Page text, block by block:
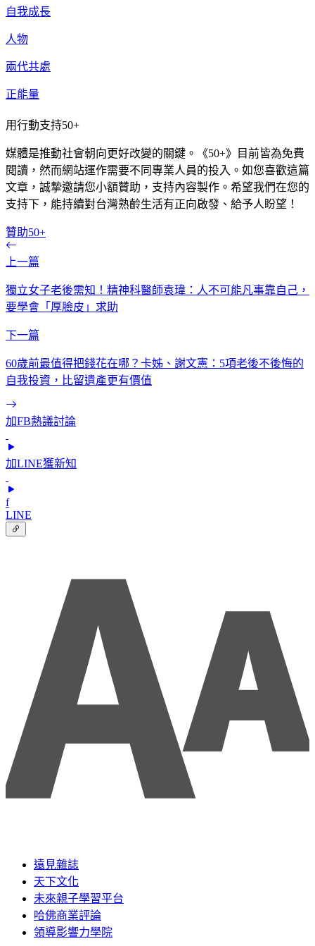
自我成長
人物
兩代共處
正能量
用行動支持50+
媒體是推動社會朝向更好改變的關鍵。《50+》目前皆為免費
閱讀，然而網站運作需要不同專業人員的投入。如您喜歡這篇
文章，誠摯邀請您小額贊助，支持內容製作。希望我們在您的
支持下，能持續對台灣熟齡生活有正向啟發、給予人盼望！
贊助50+
上一篇
獨立女子老後需知！精神科醫師袁瑋：人不可能凡事靠自己，
要學會「厚臉皮」求助
下一篇
60歲前最值得把錢花在哪？卡姊、謝文憲：5項老後不後悔的
自我投資，比留遺產更有價值
加FB熱議討論
加LINE獲新知
f
LINE
遠見雜誌
天下文化
未來親子學習平台
哈佛商業評論
領導影響力學院